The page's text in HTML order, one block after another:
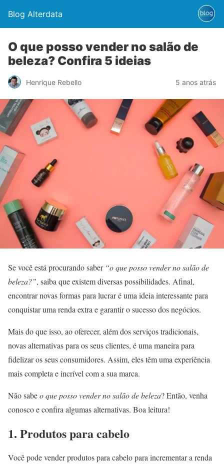
Blog Alterdata
O que posso vender no salão de
beleza? Confira 5 ideias
Henrique Rebello 5 anos atrás
Se você está procurando saber “o que posso vender no salão de
beleza?”, saiba que existem diversas possibilidades. Afinal,
encontrar novas formas para lucrar é uma ideia interessante para
conquistar uma renda extra e garantir o sucesso dos negócios.
Mais do que isso, ao oferecer, além dos serviços tradicionais,
novas alternativas para os seus clientes, é uma maneira para
fidelizar os seus consumidores. Assim, eles têm uma experiência
mais completa e incrível com a sua marca.
Não sabeo que posso vender no salão de beleza? Então, venha
conosco e confira algumas alternativas. Boa leitura!
1. Produtos para cabelo
Você pode vender produtos para cabelo para incrementar a renda